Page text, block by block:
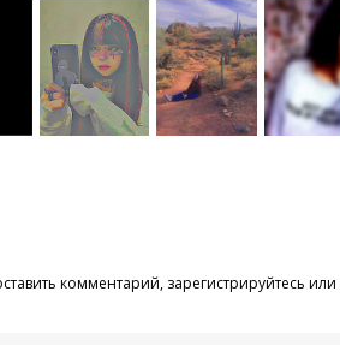
комментарий, зарегистрируйтесь или